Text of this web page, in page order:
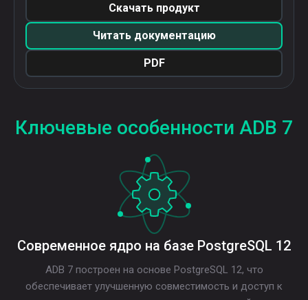
Скачать продукт
Читать документацию
PDF
Ключевые особенности ADB 7
Современное ядро на базе PostgreSQL 12
ADB 7 построен на основе PostgreSQL 12, что
обеспечивает улучшенную совместимость и доступ к